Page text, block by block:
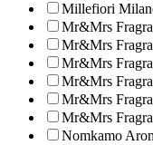
Millefiori
Mr&Mrs
Mr&Mrs
Mr&Mrs
Mr&Mrs
Mr&Mrs
Mr&Mrs
Nomkamo